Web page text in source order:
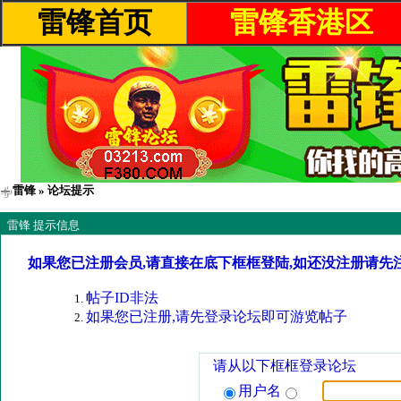
雷锋首页 雷锋香港区
雷锋 » 论坛提示
雷锋 提示信息
如果您已注册会员,请直接在底下框框登陆,如还没注册请先
帖子ID非法
如果您已注册,请先登录论坛即可游览帖子
请从以下框框登录论坛
用户名